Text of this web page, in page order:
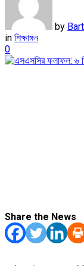
by
in শিক্ষাঙ্গন
0
Share the News